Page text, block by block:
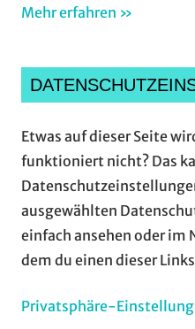
Mehr erfahren »
Etwas auf dieser Seite
funktioniert nicht? Das
ausgewählten
einfach ansehen oder im
dem du einen dieser
Privatsphäre-